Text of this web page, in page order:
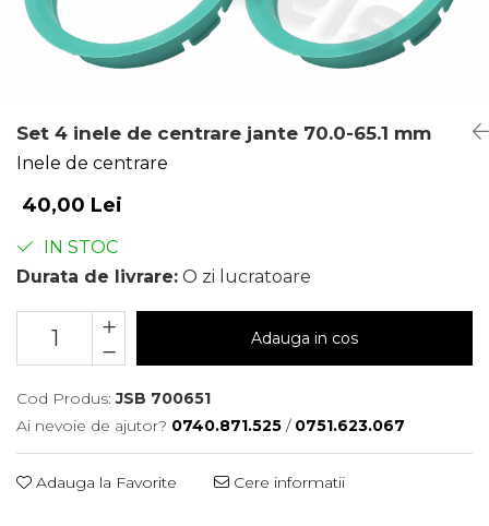
Set 4 inele de centrare jante 70.0-65.1 mm
Inele de centrare
40,00 Lei
IN STOC
Durata de livrare: O zi lucratoare
Adauga in cos
Cod Produs: JSB 700651
Ai nevoie de ajutor? 0740.871.525 / 0751.623.067
Adauga la Favorite Cere informatii